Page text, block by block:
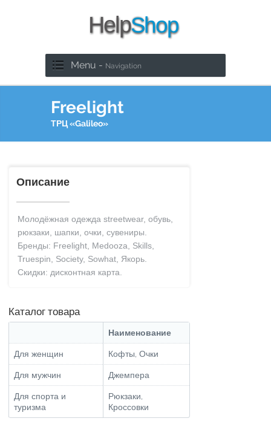
Menu - Navigation
Freelight
ТРЦ «Galileo»
Описание
Молодёжная одежда streetwear, обувь,
рюкзаки, шапки, очки, сувениры.
Бренды: Freelight, Medooza, Skills,
Truespin, Society, Sowhat, Якорь.
Скидки: дисконтная карта.
Каталог товара
Наименование
Для женщин Кофты, Очки
Для мужчин Джемпера
Для спорта и
туризма
Рюкзаки,
Кроссовки